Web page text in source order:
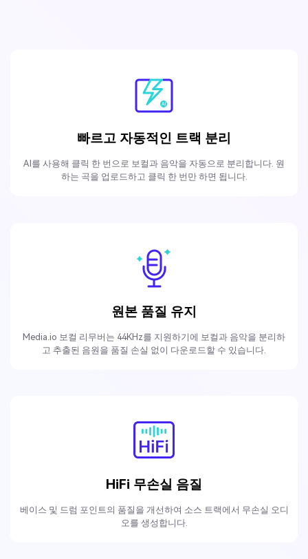
빠르고 자동적인 트랙 분리
AI를 사용해 클릭 한 번으로 보컬과 음악을 자동으로 분리합니다. 원
하는 곡을 업로드하고 클릭 한 번만 하면 됩니다.
원본 품질 유지
Media.io 보컬 리무버는 44KHz를 지원하기에 보컬과 음악을 분리하
고 추출된 음원을 품질 손실 없이 다운로드할 수 있습니다.
HiFi 무손실 음질
베이스 및 드럼 포인트의 품질을 개선하여 소스 트랙에서 무손실 오디
오를 생성합니다.